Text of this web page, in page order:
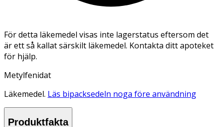
För detta läkemedel visas inte lagerstatus eftersom det
är ett så kallat särskilt läkemedel. Kontakta ditt apoteket
för hjälp.
Metylfenidat
Läkemedel. Läs bipacksedeln noga före användning
Produktfakta